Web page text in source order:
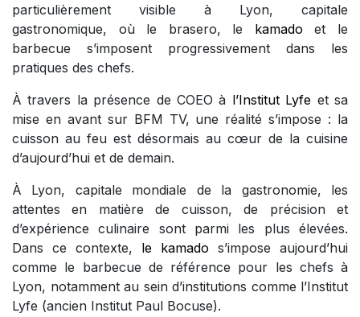
particulièrement visible à Lyon, capitale
gastronomique, où le brasero, le kamadoet le
barbecue s’imposent progressivement dans les
pratiques des chefs.
À travers la présence de COEO à l’Institut Lyfe et sa
mise en avant sur BFM TV, une réalité s’impose : la
cuisson au feu est désormais au cœur de la cuisine
d’aujourd’hui et de demain.
À Lyon, capitale mondiale de la gastronomie, les
attentes en matière de cuisson, de précision et
d’expérience culinaire sont parmi les plus élevées.
Dans ce contexte, le kamado s’impose aujourd’hui
comme le barbecue de référence pour les chefs à
Lyon, notamment au sein d’institutions comme l’Institut
Lyfe (ancien Institut Paul Bocuse).